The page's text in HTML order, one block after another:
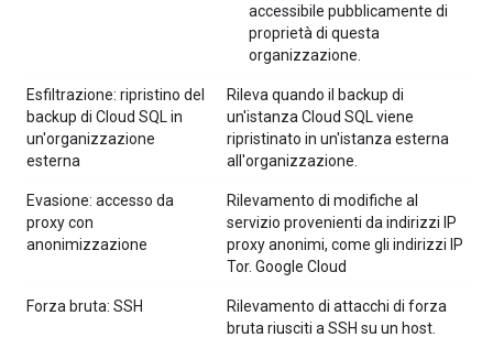
accessibile pubblicamente di
proprietà di questa
organizzazione.
Esfiltrazione: ripristino del
backup di Cloud SQL in
un'organizzazione
esterna
Rileva quando il backup di
un'istanza Cloud SQL viene
ripristinato in un'istanza esterna
all'organizzazione.
Evasione: accesso da
proxy con
anonimizzazione
Rilevamento di modifiche al
servizio provenienti da indirizzi IP
proxy anonimi, come gli indirizzi IP
Tor. Google Cloud
Forza bruta: SSH
Rilevamento di attacchi di forza
bruta riusciti a SSH su un host.